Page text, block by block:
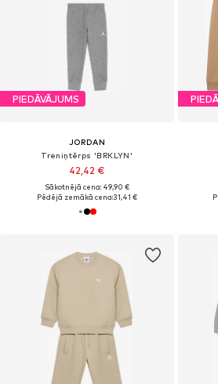
PIEDĀVĀJUMS
JORDAN
Treniņtērps 'BRKLYN'
42,42 €
Sākotnējā cena: 49,90 €
Pēdējā zemākā cena:31,41 €